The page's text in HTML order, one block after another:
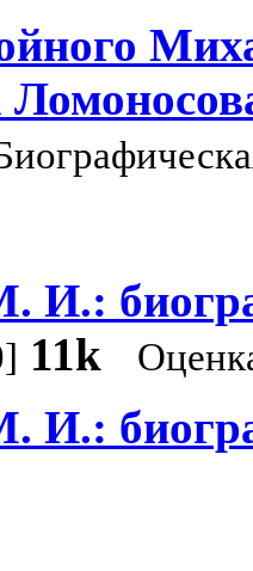
И.:
11k
И.: